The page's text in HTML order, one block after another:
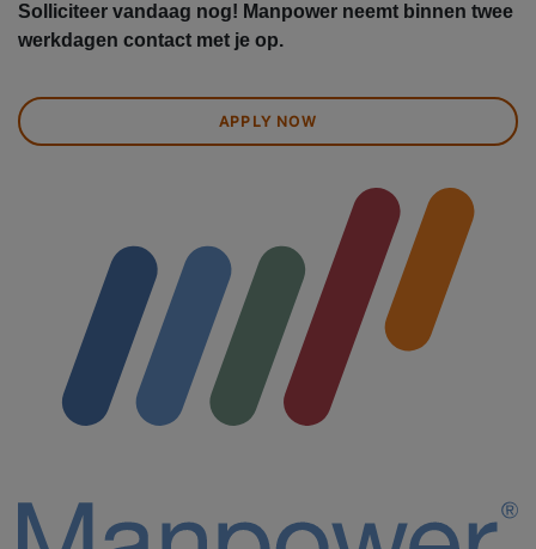
Solliciteer vandaag nog! Manpower neemt binnen twee
werkdagen contact met je op.
APPLY NOW